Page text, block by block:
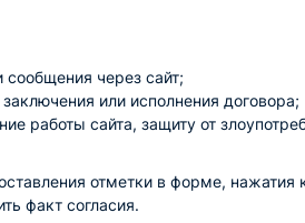
сообщения через сайт;
или исполнения договора;
работы сайта, защиту от
отметки в форме, нажатия
факт согласия.